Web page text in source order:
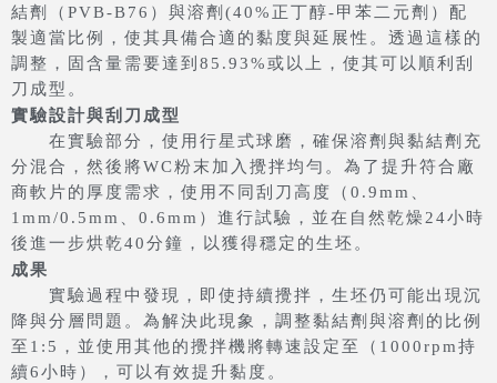
結劑（PVB-B76）與溶劑(40%正丁醇-甲苯二元劑）配
製適當比例，使其具備合適的黏度與延展性。透過這樣的
調整，固含量需要達到85.93%或以上，使其可以順利刮
刀成型。
實驗設計與刮刀成型
在實驗部分，使用行星式球磨，確保溶劑與黏結劑充
分混合，然後將WC粉末加入攪拌均勻。為了提升符合廠
商軟片的厚度需求，使用不同刮刀高度（0.9mm、
1mm/0.5mm、0.6mm）進行試驗，並在自然乾燥24小時
後進一步烘乾40分鐘，以獲得穩定的生坯。
成果
實驗過程中發現，即使持續攪拌，生坯仍可能出現沉
降與分層問題。為解決此現象，調整黏結劑與溶劑的比例
至1:5，並使用其他的攪拌機將轉速設定至（1000rpm持
續6小時），可以有效提升黏度。